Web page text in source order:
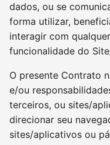
dados, ou se
forma utilizar,
interagir com
funcionalidade do
O presente Contrato
e/ou
terceiros, ou sites/
direcionar seu
sites/aplicativos ou